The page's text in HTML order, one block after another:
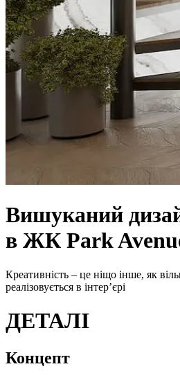
Вишуканий
в ЖК Park
Креативність – це ніщо інше, як
реалізовується в інтерʼєрі
ДЕТАЛІ
Концепт